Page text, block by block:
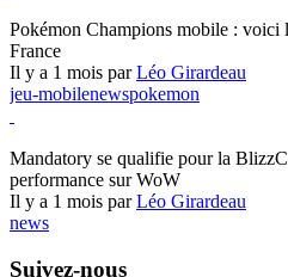
Pokémon Champions mobile : voici
France
Il y a 1 mois parLéo Girardeau
jeu-mobilenewspokemon
Mandatory se qualifie pour la
performance sur WoW
Il y a 1 mois parLéo Girardeau
news
Suivez-nous